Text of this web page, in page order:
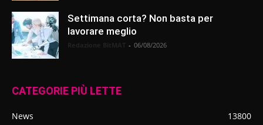
Settimana corta? Non basta per
lavorare meglio
- 06/08/2026
CATEGORIE PIÙ LETTE
News
13800